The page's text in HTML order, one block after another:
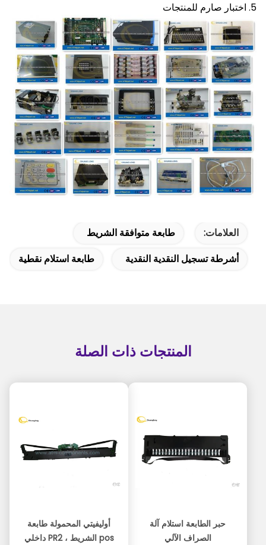
5. اختبار صارم للمنتجات
العلامات:
طابعة متوافقة الشريط
أشرطة تسجيل النقدية النقدية
طابعة استلام نقطية
المنتجات ذات الصلة
حبر الطابعة استلام آلة
الصراف الآلي
أوليفيتي المحمولة طابعة
pos الشريط ، PR2 داخلي